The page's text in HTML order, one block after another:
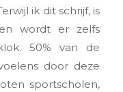
ik dit schrijf, is
wordt er zelfs
50% van de
door deze
sportscholen,